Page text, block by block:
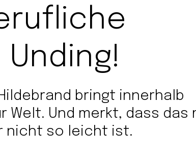
bringt innerhalb
Welt. Und merkt, dass das
nicht so leicht ist.